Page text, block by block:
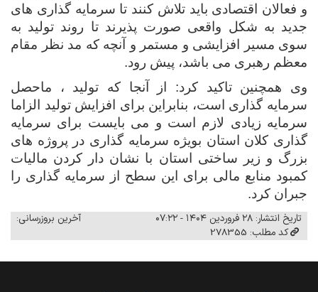
و فعالان اقتصادی باید تلاش کنند تا سرمایه گذاری های
جدید به شکل واقعی صورت پذیرند تا روند تولید به
سوی مسیر افزایشی و مستمر و آنچه که مد نظر مقام
معظم رهبری می باشد، پیش رود.
وی همچنین تاکید کرد: از آنجا که تولید ، ماحصل
سرمایه گذاری است، بنابراین برای افزایش تولید الزاما
سرمایه زیادی لازم است و می بایست برای سرمایه
گذاری کلان استان بویژه سرمایه گذاری در پروژه های
بزرگ و زیر ساختی استان با نشان دار کردن مالیات
کمبود منابع مالی برای این سطح از سرمایه گذاری را
جبران کرد.
تاریخ انتشار: ۲۸ فروردین ۱۴۰۴ - ۰۷:۲۲
آخرین بروزرسانی:
کد مطلب: 278355